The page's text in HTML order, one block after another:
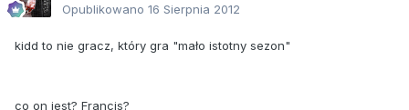
Opublikowano 16 Sierpnia 2012
kidd to nie gracz, który gra "mało istotny sezon"
co on jest? Francis?